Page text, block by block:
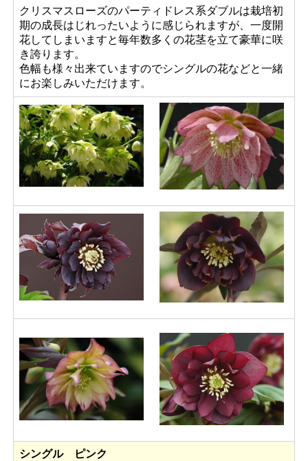
クリスマスローズのパーティドレス系ダブルは栽培初
期の成長はじれったいように感じられますが、一度開
花してしまいますと毎年数多くの花茎を立て豪華に咲
き誇ります。
色幅も様々出来ていますのでシングルの花などと一緒
にお楽しみいただけます。
シングル ピンク